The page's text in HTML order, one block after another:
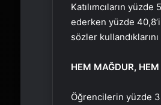
Katılımcıların
ederken yüzde
sözler
HEM MAĞDUR,
Öğrencilerin yüzde